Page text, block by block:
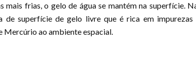
mais frias, o gelo de água se mantém na superfície.
de superfície de gelo livre que é rica em
Mercúrio ao ambiente espacial.